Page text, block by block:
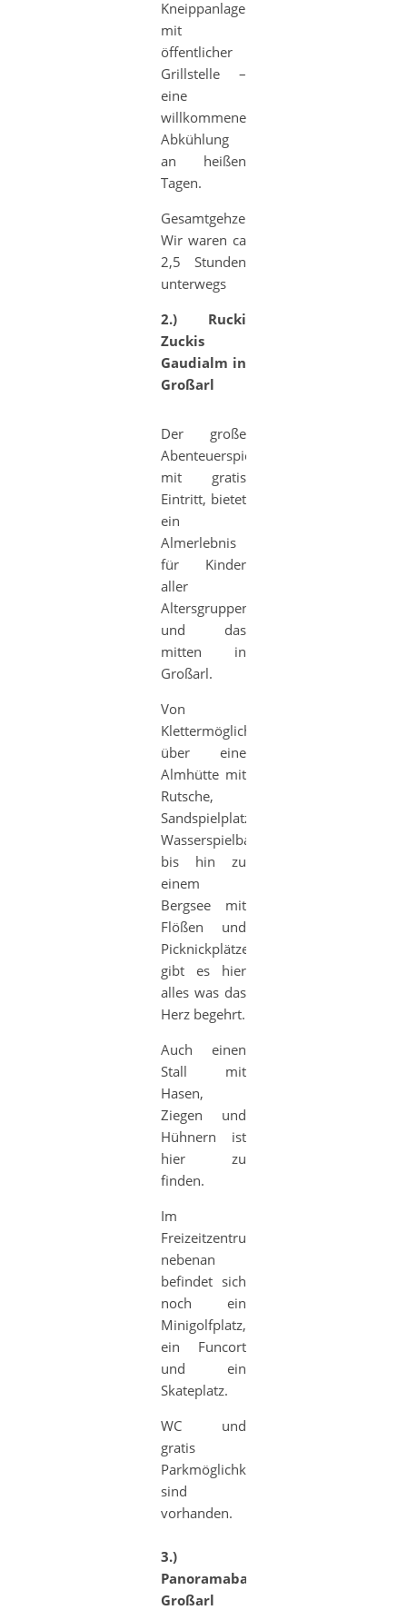
Kneippanlage
mit
öffentlicher
Grillstelle –
eine
willkommene
Abkühlung
an heißen
Tagen.
Gesamtgehzeit:
Wir waren ca
2,5 Stunden
unterwegs
2.) Rucki
Zuckis
Gaudialm in
Großarl
Der große
Abenteuerspielplatz
mit gratis
Eintritt, bietet
ein
Almerlebnis
für Kinder
aller
Altersgruppen
und das
mitten in
Großarl.
Von
Klettermöglichkeiten,
über eine
Almhütte mit
Rutsche,
Sandspielplatz,
Wasserspielbach,
bis hin zu
einem
Bergsee mit
Flößen und
Picknickplätzen,
gibt es hier
alles was das
Herz begehrt.
Auch einen
Stall mit
Hasen,
Ziegen und
Hühnern ist
hier zu
finden.
Im
Freizeitzentrum
nebenan
befindet sich
noch ein
Minigolfplatz,
ein Funcort
und ein
Skateplatz.
WC und
gratis
Parkmöglichkeiten
sind
vorhanden.
3.)
Panoramabahn
Großarl